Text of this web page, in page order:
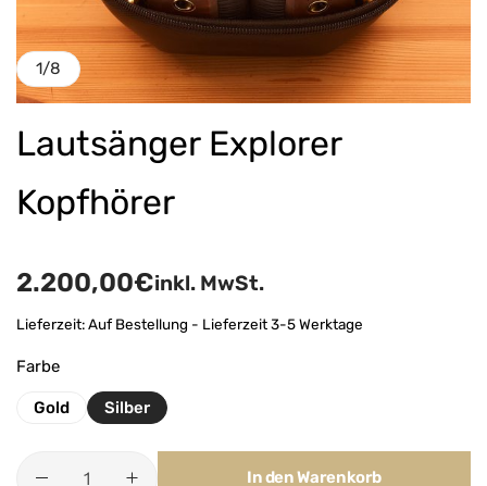
1/8
Lautsänger Explorer
Kopfhörer
2.200,00€inkl. MwSt.
Lieferzeit:Auf Bestellung - Lieferzeit 3-5 Werktage
Farbe
Gold Silber
In den Warenkorb